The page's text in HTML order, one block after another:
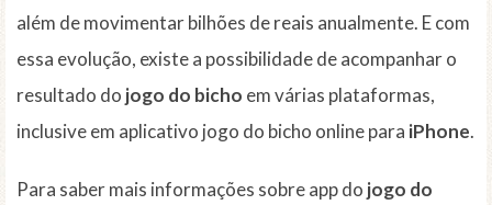
além de movimentar bilhões de reais anualmente. E com
essa evolução, existe a possibilidade de acompanhar o
resultado do jogo do bicho em várias plataformas,
inclusive em aplicativo jogo do bicho online para iPhone.
Para saber mais informações sobre app do jogo do